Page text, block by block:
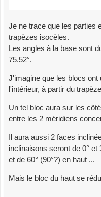
Je ne trace que les parties
trapèzes isocèles.
Les angles à la base sont
75.52°.
J'imagine que les blocs
l'intérieur, à partir du
Un tel bloc aura sur les
entre les 2 méridiens
Il aura aussi 2 faces
inclinaisons seront de 0° et
et de 60° (90°?) en haut ...
Mais le bloc du haut se